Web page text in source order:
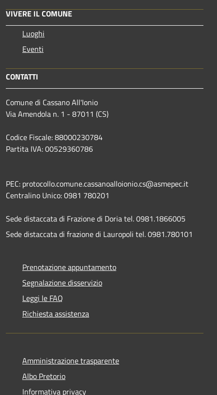
VIVERE IL COMUNE
Luoghi
Eventi
CONTATTI
Comune di Cassano All'Ionio
Via Amendola n. 1 - 87011 (CS)
Codice Fiscale: 88000230784
Partita IVA: 00529360786
PEC: protocollo.comune.cassanoalloionio.cs@asmepec.it
Centralino Unico: 0981 780201
Sede distaccata di Frazione di Doria tel. 0981.1866005
Sede distaccata di frazione di Lauropoli tel. 0981.780101
Prenotazione appuntamento
Segnalazione disservizio
Leggi le FAQ
Richiesta assistenza
Amministrazione trasparente
Albo Pretorio
Informativa privacy